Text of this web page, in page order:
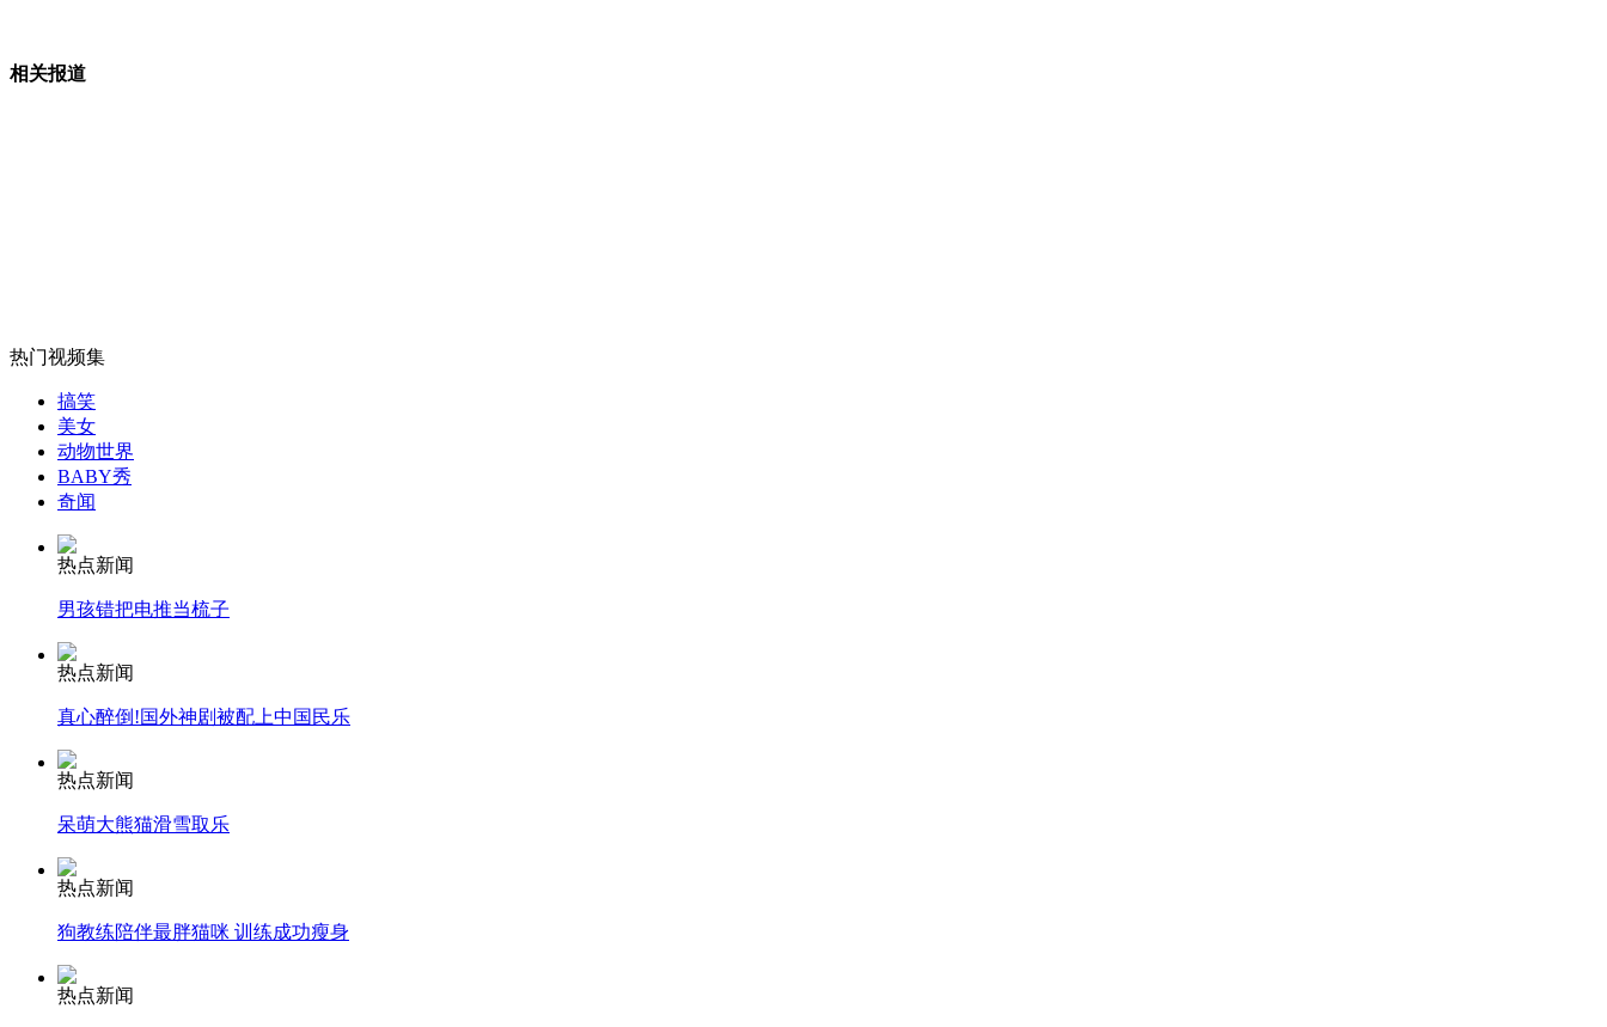
女孩北京地铁殴打老人 痛下狠手拳打脚踢
无痛分娩是否安全 医生回应
外交部：反对强权政治霸凌主义
外交部：有关国家言论片面不公正
安徽一实载49人客车翻车
走！跟着总书记去植树
相关报道
热门视频集
搞笑
美女
动物世界
BABY秀
奇闻
热点新闻
男孩错把电推当梳子
热点新闻
真心醉倒!国外神剧被配上中国民乐
热点新闻
呆萌大熊猫滑雪取乐
热点新闻
狗教练陪伴最胖猫咪 训练成功瘦身
热点新闻